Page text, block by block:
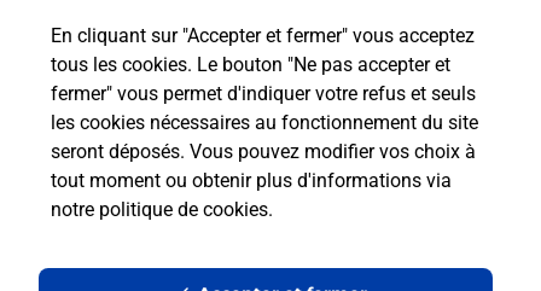
En cliquant sur "Accepter et fermer" vous acceptez
tous les cookies. Le bouton "Ne pas accepter et
fermer" vous permet d'indiquer votre refus et seuls
les cookies nécessaires au fonctionnement du site
seront déposés. Vous pouvez modifier vos choix à
tout moment ou obtenir plus d'informations via
notre politique de cookies.
Localiser Liste Boîtes aux lettres Gard Saint Theodorit